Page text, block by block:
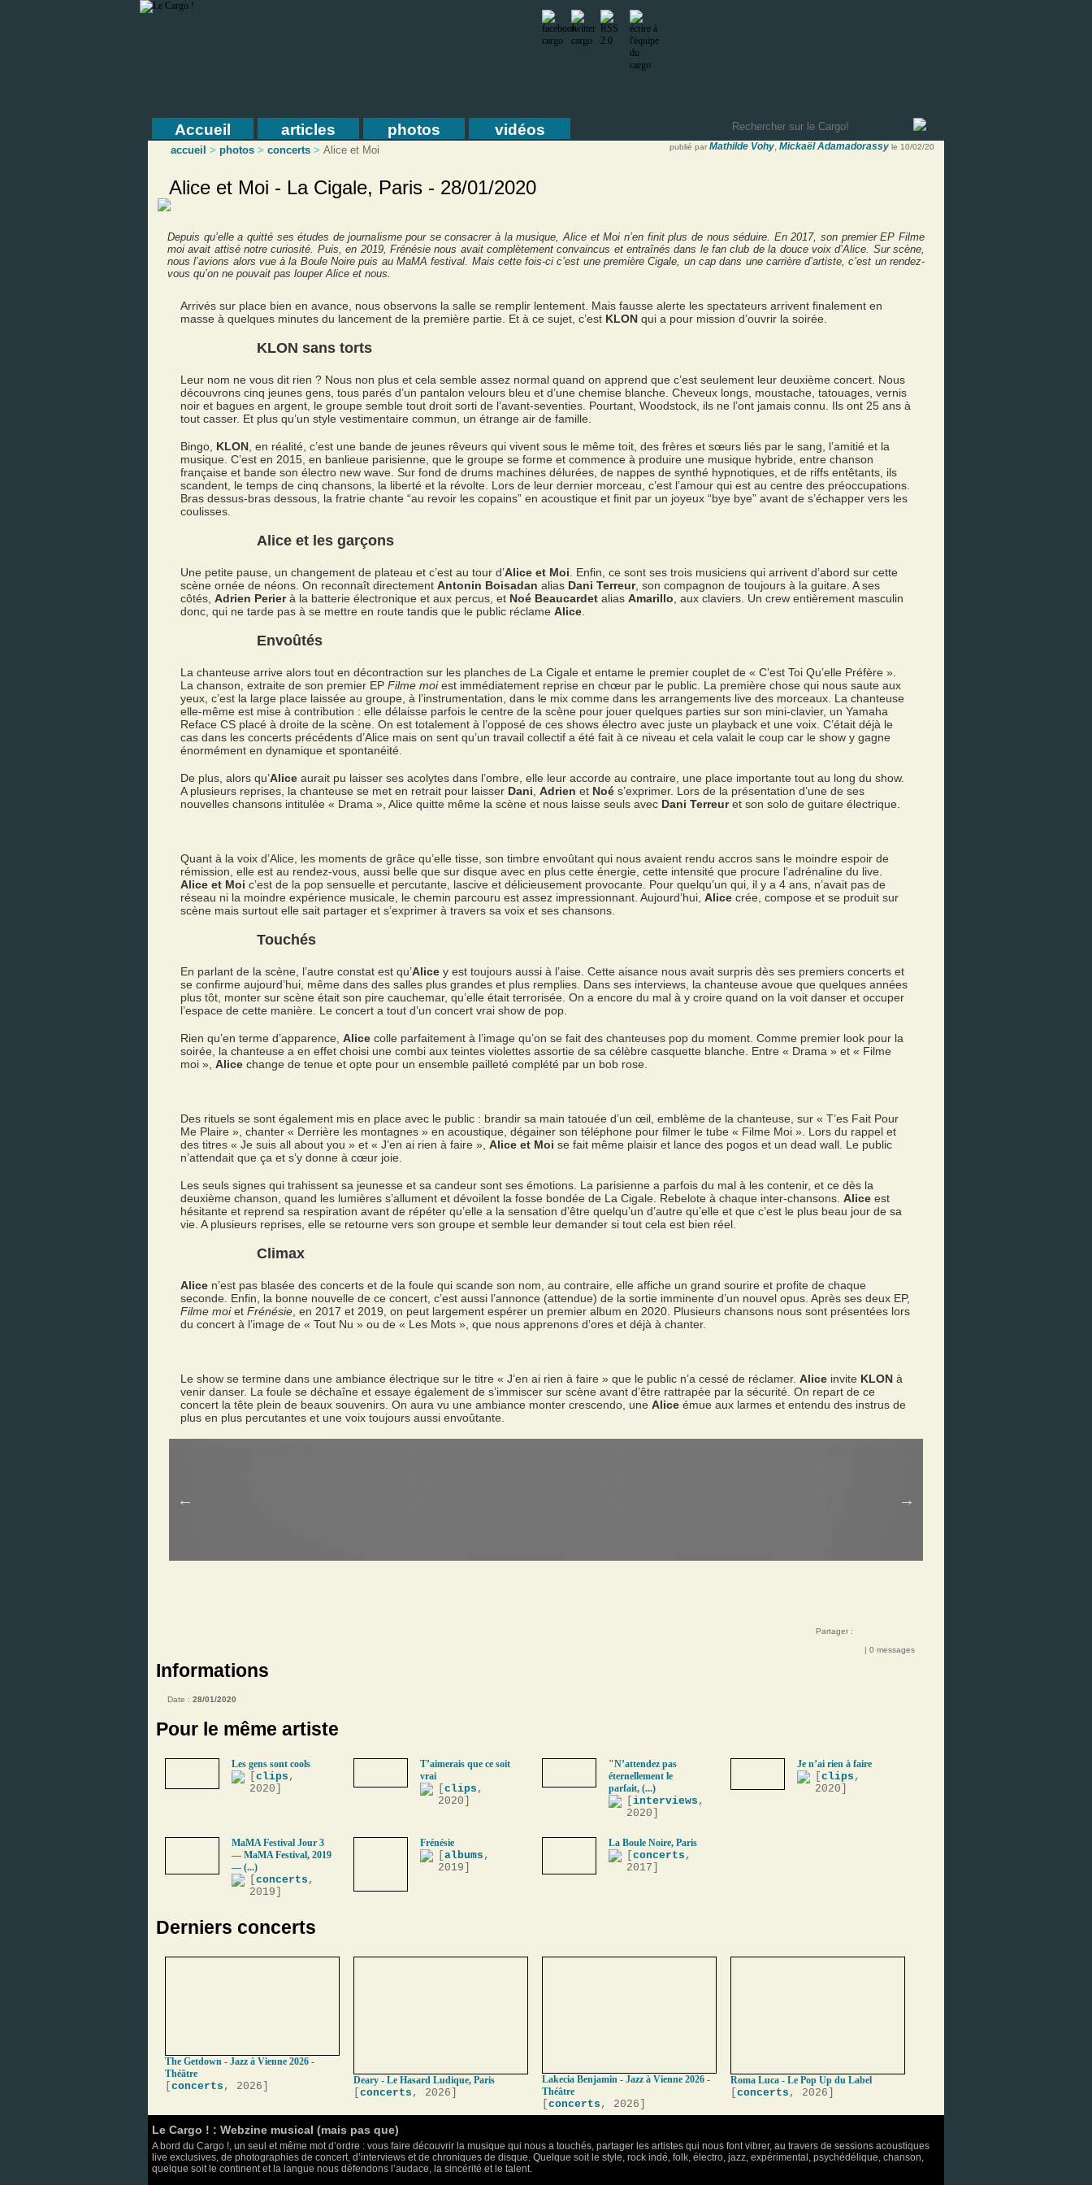
Accueil articles photos vidéos
accueil > photos > concerts > Alice et Moi publié par Mathilde Vohy, Mickaël Adamadorassy le 10/02/20
Alice et Moi - La Cigale, Paris - 28/01/2020
Depuis qu’elle a quitté ses études de journalisme pour se consacrer à la musique, Alice et Moi n’en finit plus de nous séduire. En 2017, son premier EP Filme
moi avait attisé notre curiosité. Puis, en 2019, Frénésie nous avait complètement convaincus et entraînés dans le fan club de la douce voix d’Alice. Sur scène,
nous l’avions alors vue à la Boule Noire puis au MaMA festival. Mais cette fois-ci c’est une première Cigale, un cap dans une carrière d’artiste, c’est un rendez-
vous qu’on ne pouvait pas louper Alice et nous.
Arrivés sur place bien en avance, nous observons la salle se remplir lentement. Mais fausse alerte les spectateurs arrivent finalement en
masse à quelques minutes du lancement de la première partie. Et à ce sujet, c’est KLON qui a pour mission d’ouvrir la soirée.
KLON sans torts
Leur nom ne vous dit rien ? Nous non plus et cela semble assez normal quand on apprend que c’est seulement leur deuxième concert. Nous
découvrons cinq jeunes gens, tous parés d’un pantalon velours bleu et d’une chemise blanche. Cheveux longs, moustache, tatouages, vernis
noir et bagues en argent, le groupe semble tout droit sorti de l’avant-seventies. Pourtant, Woodstock, ils ne l’ont jamais connu. Ils ont 25 ans à
tout casser. Et plus qu’un style vestimentaire commun, un étrange air de famille.
Bingo, KLON , en réalité, c’est une bande de jeunes rêveurs qui vivent sous le même toit, des frères et sœurs liés par le sang, l’amitié et la
musique. C’est en 2015, en banlieue parisienne, que le groupe se forme et commence à produire une musique hybride, entre chanson
française et bande son électro new wave. Sur fond de drums machines délurées, de nappes de synthé hypnotiques, et de riffs entêtants, ils
scandent, le temps de cinq chansons, la liberté et la révolte. Lors de leur dernier morceau, c’est l’amour qui est au centre des préoccupations.
Bras dessus-bras dessous, la fratrie chante “au revoir les copains” en acoustique et finit par un joyeux “bye bye” avant de s’échapper vers les
coulisses.
Alice et les garçons
Une petite pause, un changement de plateau et c’est au tour d’Alice et Moi . Enfin, ce sont ses trois musiciens qui arrivent d’abord sur cette
scène ornée de néons. On reconnaît directement Antonin Boisadan alias Dani Terreur, son compagnon de toujours à la guitare. A ses
côtés, Adrien Perierà la batterie électronique et aux percus, et Noé Beaucardet alias Amarillo , aux claviers. Un crew entièrement masculin
donc, qui ne tarde pas à se mettre en route tandis que le public réclame Alice
Envoûtés
La chanteuse arrive alors tout en décontraction sur les planches de La Cigale et entame le premier couplet de « C’est Toi Qu’elle Préfère ».
La chanson, extraite de son premier EP Filme moiest immédiatement reprise en chœur par le public. La première chose qui nous saute aux
yeux, c’est la large place laissée au groupe, à l’instrumentation, dans le mix comme dans les arrangements live des morceaux. La chanteuse
elle-même est mise à contribution : elle délaisse parfois le centre de la scène pour jouer quelques parties sur son mini-clavier, un Yamaha
Reface CS placé à droite de la scène. On est totalement à l’opposé de ces shows électro avec juste un playback et une voix. C’était déjà le
cas dans les concerts précédents d’Alice mais on sent qu’un travail collectif a été fait à ce niveau et cela valait le coup car le show y gagne
énormément en dynamique et spontanéité.
De plus, alors qu’Alice aurait pu laisser ses acolytes dans l’ombre, elle leur accorde au contraire, une place importante tout au long du show.
A plusieurs reprises, la chanteuse se met en retrait pour laisser Dani Adrien et Noé s’exprimer. Lors de la présentation d’une de ses
nouvelles chansons intitulée « Drama », Alice quitte même la scène et nous laisse seuls avec Dani Terreuret son solo de guitare électrique.
Quant à la voix d’Alice, les moments de grâce qu’elle tisse, son timbre envoûtant qui nous avaient rendu accros sans le moindre espoir de
rémission, elle est au rendez-vous, aussi belle que sur disque avec en plus cette énergie, cette intensité que procure l’adrénaline du live.
Alice et Moi c’est de la pop sensuelle et percutante, lascive et délicieusement provocante. Pour quelqu’un qui, il y a 4 ans, n’avait pas de
réseau ni la moindre expérience musicale, le chemin parcouru est assez impressionnant. Aujourd’hui, Alice crée, compose et se produit sur
scène mais surtout elle sait partager et s’exprimer à travers sa voix et ses chansons.
Touchés
En parlant de la scène, l’autre constat est qu’Alice y est toujours aussi à l’aise. Cette aisance nous avait surpris dès ses premiers concerts et
se confirme aujourd’hui, même dans des salles plus grandes et plus remplies. Dans ses interviews, la chanteuse avoue que quelques années
plus tôt, monter sur scène était son pire cauchemar, qu’elle était terrorisée. On a encore du mal à y croire quand on la voit danser et occuper
l’espace de cette manière. Le concert a tout d’un concert vrai show de pop.
Rien qu’en terme d’apparence, Alice colle parfaitement à l’image qu’on se fait des chanteuses pop du moment. Comme premier look pour la
soirée, la chanteuse a en effet choisi une combi aux teintes violettes assortie de sa célèbre casquette blanche. Entre « Drama » et « Filme
moi », Alice change de tenue et opte pour un ensemble pailleté complété par un bob rose.
Des rituels se sont également mis en place avec le public : brandir sa main tatouée d’un œil, emblème de la chanteuse, sur « T’es Fait Pour
Me Plaire », chanter « Derrière les montagnes » en acoustique, dégainer son téléphone pour filmer le tube « Filme Moi ». Lors du rappel et
des titres « Je suis all about you » et « J’en ai rien à faire », Alice et Moi se fait même plaisir et lance des pogos et un dead wall. Le public
n’attendait que ça et s’y donne à cœur joie.
Les seuls signes qui trahissent sa jeunesse et sa candeur sont ses émotions. La parisienne a parfois du mal à les contenir, et ce dès la
deuxième chanson, quand les lumières s’allument et dévoilent la fosse bondée de La Cigale. Rebelote à chaque inter-chansons. Alice est
hésitante et reprend sa respiration avant de répéter qu’elle a la sensation d’être quelqu’un d’autre qu’elle et que c’est le plus beau jour de sa
vie. A plusieurs reprises, elle se retourne vers son groupe et semble leur demander si tout cela est bien réel.
Climax
Alice n’est pas blasée des concerts et de la foule qui scande son nom, au contraire, elle affiche un grand sourire et profite de chaque
seconde. Enfin, la bonne nouvelle de ce concert, c’est aussi l’annonce (attendue) de la sortie imminente d’un nouvel opus. Après ses deux EP,
Filme moiet Frénésie , en 2017 et 2019, on peut largement espérer un premier album en 2020. Plusieurs chansons nous sont présentées lors
du concert à l’image de « Tout Nu » ou de « Les Mots », que nous apprenons d’ores et déjà à chanter.
Le show se termine dans une ambiance électrique sur le titre « J’en ai rien à faire » que le public n’a cessé de réclamer. Alice invite KLON à
venir danser. La foule se déchaîne et essaye également de s’immiscer sur scène avant d’être rattrapée par la sécurité. On repart de ce
concert la tête plein de beaux souvenirs. On aura vu une ambiance monter crescendo, une Alice émue aux larmes et entendu des instrus de
plus en plus percutantes et une voix toujours aussi envoûtante.
Partager :
| 0 messages
Informations
Date : 28/01/2020
Pour le même artiste
Les gens sont cools
clips ,
2020]
T’aimerais que ce soit
vrai
clips ,
2020]
"N’attendez pas
éternellement le
parfait, (...)
interviews ,
2020]
Je n’ai rien à faire
clips ,
2020]
MaMA Festival Jour 3
— MaMA Festival, 2019
— (...)
concerts ,
2019]
Frénésie
albums ,
2019]
La Boule Noire, Paris
concerts ,
2017]
Derniers concerts
The Getdown - Jazz à Vienne 2026 -
Théâtre
concerts , 2026] Deary - Le Hasard Ludique, Paris
concerts , 2026]
Lakecia Benjamin - Jazz à Vienne 2026 -
Théâtre
concerts , 2026]
Roma Luca - Le Pop Up du Label
concerts , 2026]
Le Cargo ! : Webzine musical (mais pas que)
A bord du Cargo !, un seul et même mot d’ordre : vous faire découvrir la musique qui nous a touchés, partager les artistes qui nous font vibrer, au travers de sessions acoustiques
live exclusives, de photographies de concert, d’interviews et de chroniques de disque. Quelque soit le style, rock indé, folk, électro, jazz, expérimental, psychédélique, chanson,
quelque soit le continent et la langue nous défendons l’audace, la sincérité et le talent.